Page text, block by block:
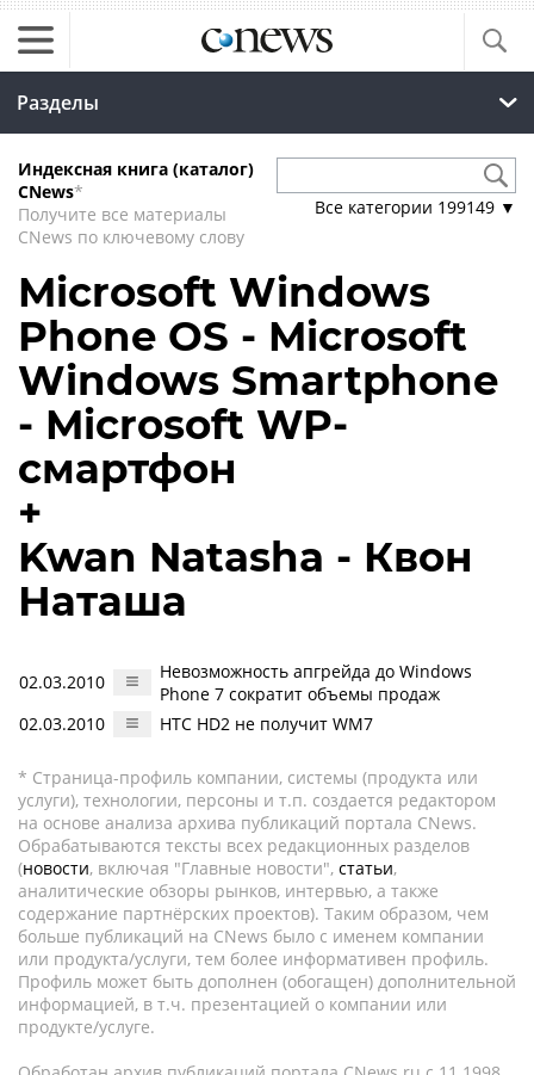
Разделы
Индексная книга (каталог)
CNews*
Получите все материалы
CNews по ключевому слову
Все категории 199149 ▼
Microsoft Windows
Phone OS - Microsoft
Windows Smartphone
- Microsoft WP-
смартфон
+
Kwan Natasha - Квон
Наташа
02.03.2010
Невозможность апгрейда до Windows
Phone 7 сократит объемы продаж
02.03.2010
HTC HD2 не получит WM7
* Страница-профиль компании, системы (продукта или
услуги), технологии, персоны и т.п. создается редактором
на основе анализа архива публикаций портала CNews.
Обрабатываются тексты всех редакционных разделов
(новости, включая "Главные новости", статьи,
аналитические обзоры рынков, интервью, а также
содержание партнёрских проектов). Таким образом, чем
больше публикаций на CNews было с именем компании
или продукта/услуги, тем более информативен профиль.
Профиль может быть дополнен (обогащен) дополнительной
информацией, в т.ч. презентацией о компании или
продукте/услуге.